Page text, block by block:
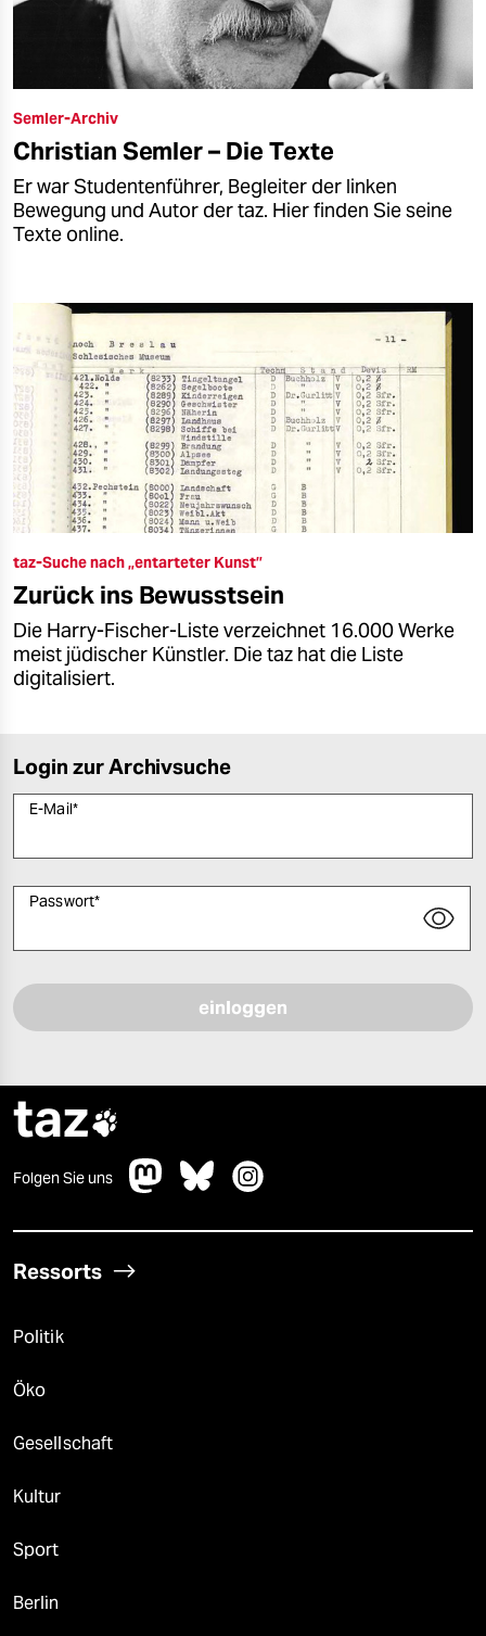
Semler-Archiv
Christian Semler – Die Texte
Er war Studentenführer, Begleiter der linken
Bewegung und Autor der taz. Hier finden Sie seine
Texte online.
taz-Suche nach „entarteter Kunst”
Zurück ins Bewusstsein
Die Harry-Fischer-Liste verzeichnet 16.000 Werke
meist jüdischer Künstler. Die taz hat die Liste
digitalisiert.
Login zur Archivsuche
E-Mail*
Passwort*
taz
Folgen Sie uns
Ressorts
Politik
Öko
Gesellschaft
Kultur
Sport
Berlin